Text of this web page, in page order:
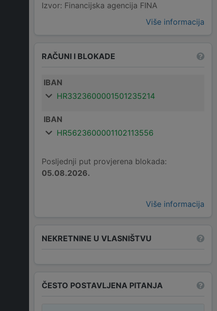
Izvor: Financijska agencija FINA
Više informacija
RAČUNI I BLOKADE
IBAN
HR3323600001501235214
IBAN
HR5623600001102113556
Posljednji put provjerena blokada:
05.08.2026.
Više informacija
NEKRETNINE U VLASNIŠTVU
ČESTO POSTAVLJENA PITANJA